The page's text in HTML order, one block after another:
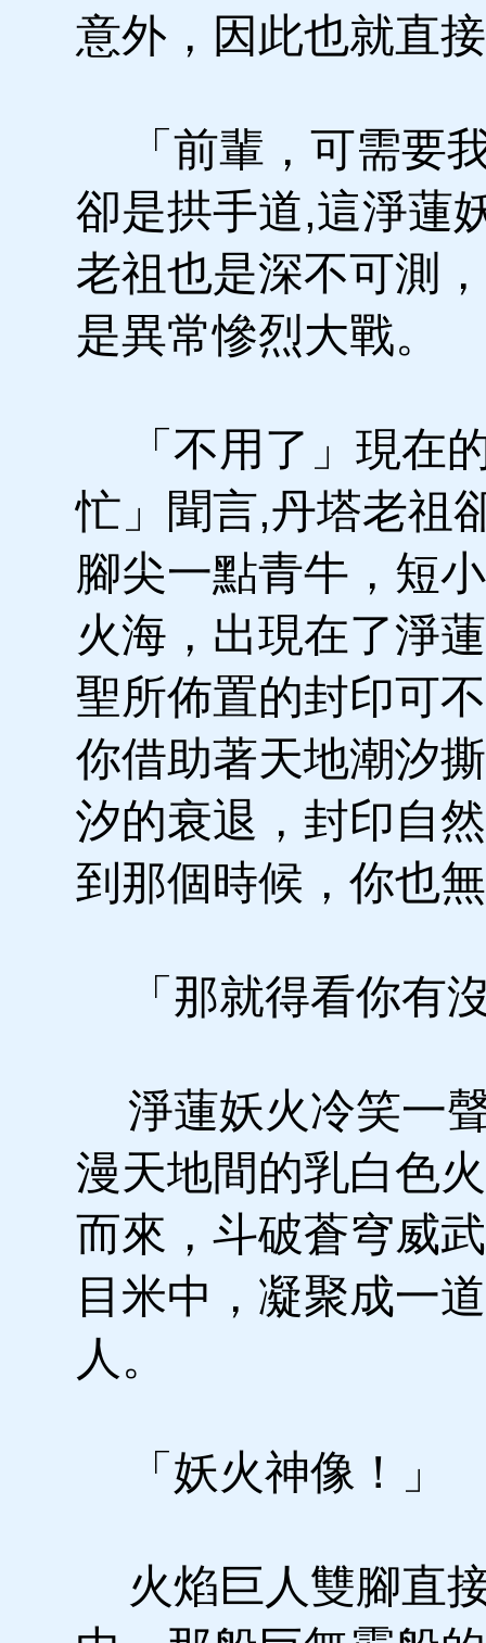
意外，因此也就直
「前輩，可需要
卻是拱手道,這淨蓮
老祖也是深不可測
是異常慘烈大戰。
「不用了」現在
忙」聞言,丹塔老祖
腳尖一點青牛，短
火海，出現在了淨
聖所佈置的封印可
你借助著天地潮汐
汐的衰退，封印自
到那個時候，你也
「那就得看你有
淨蓮妖火冷笑一
漫天地間的乳白色
而來，斗破蒼穹威
目米中，凝聚成一
人。
「妖火神像！」
火焰巨人雙腳直